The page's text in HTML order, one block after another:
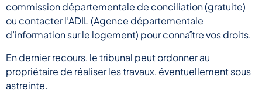
commission départementale de conciliation (gratuite)
ou contacter l’ADIL (Agence départementale
d’information sur le logement) pour connaître vos droits.
En dernier recours, le tribunal peut ordonner au
propriétaire de réaliser les travaux, éventuellement sous
astreinte.